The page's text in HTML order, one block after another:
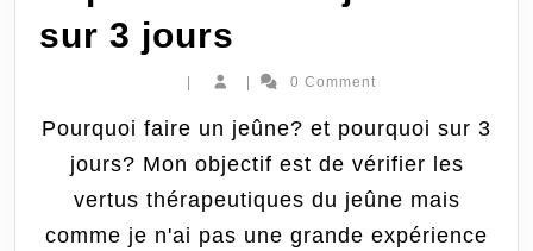
sur 3 jours
d’un
jeûne
sur
3
0 Comment
Pourquoi faire un jeûne? et pourquoi sur 3
jours? Mon objectif est de vérifier les
vertus thérapeutiques du jeûne mais
comme je n'ai pas une grande expérience